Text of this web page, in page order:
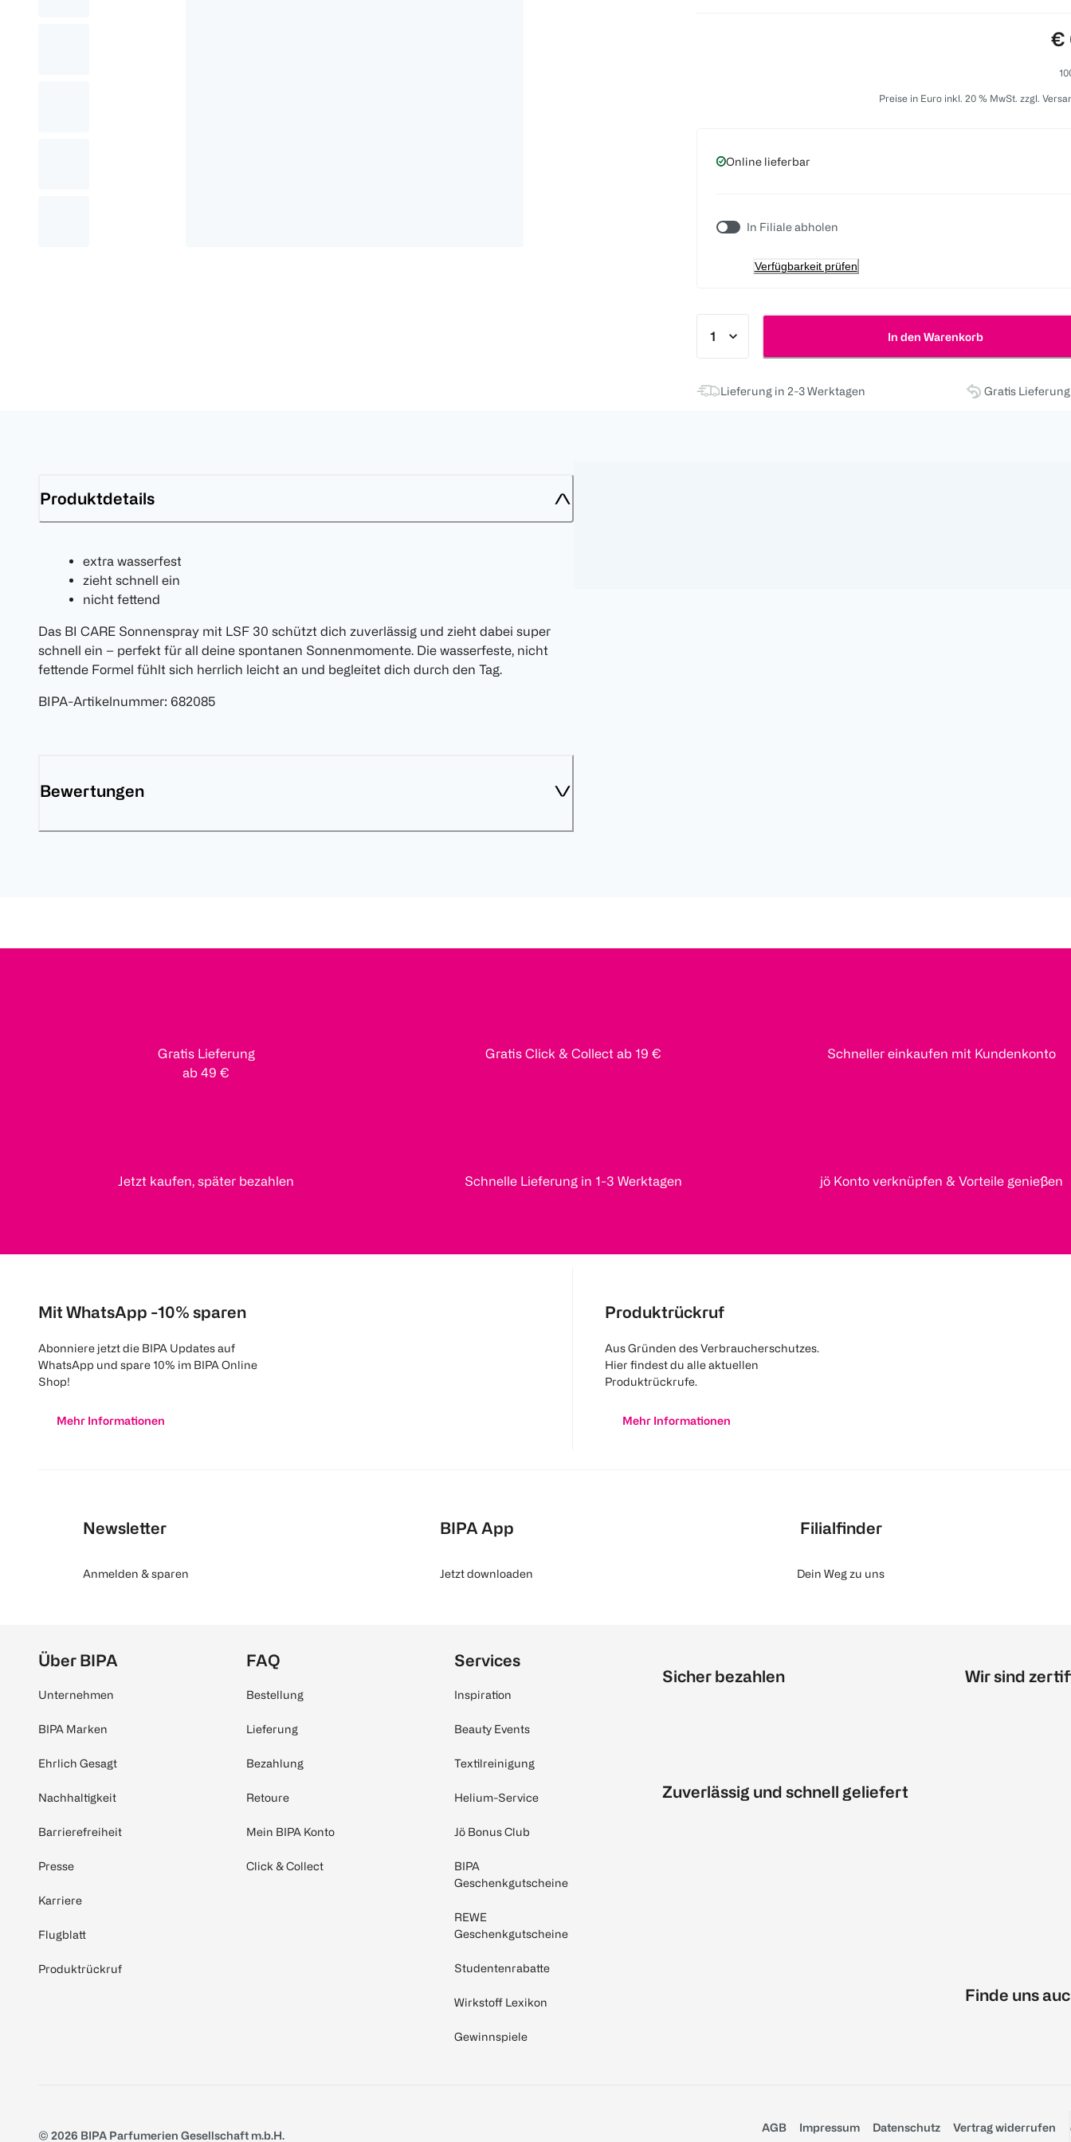
€
Preise in Euro inkl. 20 % MwSt. zzgl.
Online lieferbar
In Filiale abholen
Verfügbarkeit prüfen
In den Warenkorb
Lieferung in 2-3 Werktagen Gratis
Produktdetails
extra wasserfest
zieht schnell ein
nicht fettend
Das BI CARE Sonnenspray mit LSF 30 schützt dich zuverlässig und zieht dabei super
schnell ein – perfekt für all deine spontanen Sonnenmomente. Die wasserfeste, nicht
fettende Formel fühlt sich herrlich leicht an und begleitet dich durch den Tag.
BIPA-Artikelnummer: 682085
Bewertungen
Gratis Lieferung
ab 49 €
Gratis Click & Collect ab 19 € Schneller einkaufen mit Kundenkonto
Jetzt kaufen, später bezahlen Schnelle Lieferung in 1-3 Werktagen jö Konto verknüpfen & Vorteile genießen
Mit WhatsApp -10% sparen
Abonniere jetzt die BIPA Updates auf
WhatsApp und spare 10% im BIPA Online
Shop!
Mehr Informationen
Produktrückruf
Aus Gründen des Verbraucherschutzes.
Hier findest du alle aktuellen
Produktrückrufe.
Mehr Informationen
Newsletter
Anmelden & sparen
BIPA App
Jetzt downloaden
Filialfinder
Dein Weg zu uns
Über BIPA
Unternehmen
BIPA Marken
Ehrlich Gesagt
Nachhaltigkeit
Barrierefreiheit
Presse
Karriere
Flugblatt
Produktrückruf
FAQ
Bestellung
Lieferung
Bezahlung
Retoure
Mein BIPA Konto
Click & Collect
Services
Inspiration
Beauty Events
Textilreinigung
Helium-Service
Jö Bonus Club
BIPA
Geschenkgutscheine
REWE
Geschenkgutscheine
Studentenrabatte
Wirkstoff Lexikon
Gewinnspiele
Sicher bezahlen
Zuverlässig und schnell geliefert
Wir sind
Finde uns
© 2026 BIPA Parfumerien Gesellschaft m.b.H.
AGB Impressum Datenschutz Vertrag widerrufen